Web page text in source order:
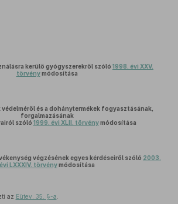
kerülő gyógyszerekről szóló 1998. évi XXV.
törvénymódosítása
és a dohánytermékek fogyasztásának,
forgalmazásának
szóló 1999. évi XLII. törvénymódosítása
végzésének egyes kérdéseiről szóló 2003.
évi LXXXIV. törvénymódosítása
az Eütev. 35. §-a